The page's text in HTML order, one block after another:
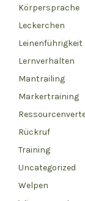
Körpersprache
Leckerchen
Leinenführigkeit
Lernverhalten
Mantrailing
Markertraining
Rückruf
Training
Uncategorized
Welpen